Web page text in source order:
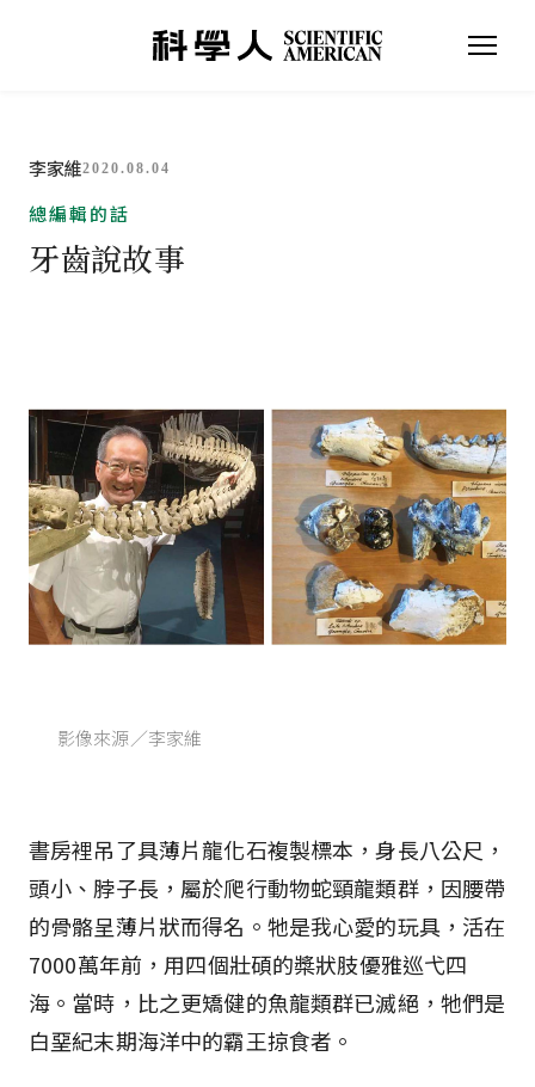
李家維2020.08.04
總編輯的話
牙齒說故事
影像來源／李家維
書房裡吊了具薄片龍化石複製標本，身長八公尺，
頭小、脖子長，屬於爬行動物蛇頸龍類群，因腰帶
的骨骼呈薄片狀而得名。牠是我心愛的玩具，活在
7000萬年前，用四個壯碩的槳狀肢優雅巡弋四
海。當時，比之更矯健的魚龍類群已滅絕，牠們是
白堊紀末期海洋中的霸王掠食者。